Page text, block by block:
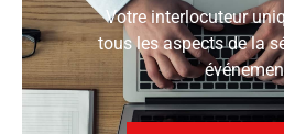
Votre interlocuteur
tous les aspects de la